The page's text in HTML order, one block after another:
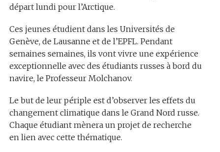
départ lundi pour l’Arctique.
Ces jeunes étudient dans les Universités de
Genève, de Lausanne et de l’EPFL. Pendant
semaines semaines, ils vont vivre une expérience
exceptionnelle avec des étudiants russes à bord du
navire, le Professeur Molchanov.
Le but de leur périple est d’observer les effets du
changement climatique dans le Grand Nord russe.
Chaque étudiant mènera un projet de recherche
en lien avec cette thématique.